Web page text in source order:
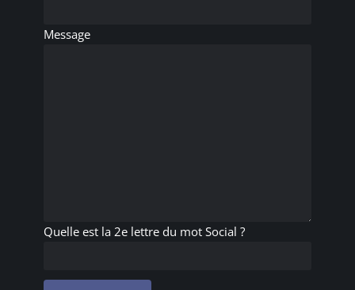
Message
Quelle est la 2e lettre du mot Social ?